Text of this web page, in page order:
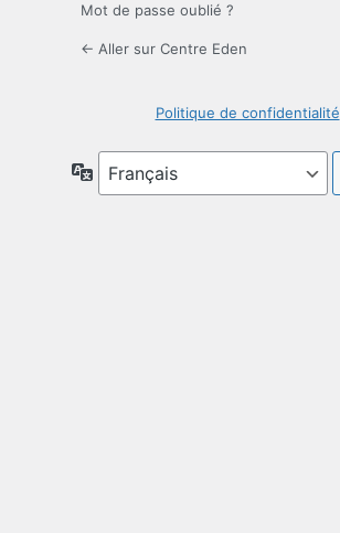
Mot de passe oublié ?
← Aller sur Centre Eden
Politique de confidentialité
Langue